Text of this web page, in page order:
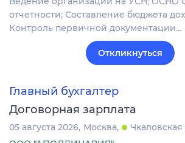
отчетности; Составление бюджета
Контроль первичной документации…
Откликнуться
Главный бухгалтер
Договорная зарплата
05 августа 2026 Москва
Чкаловская